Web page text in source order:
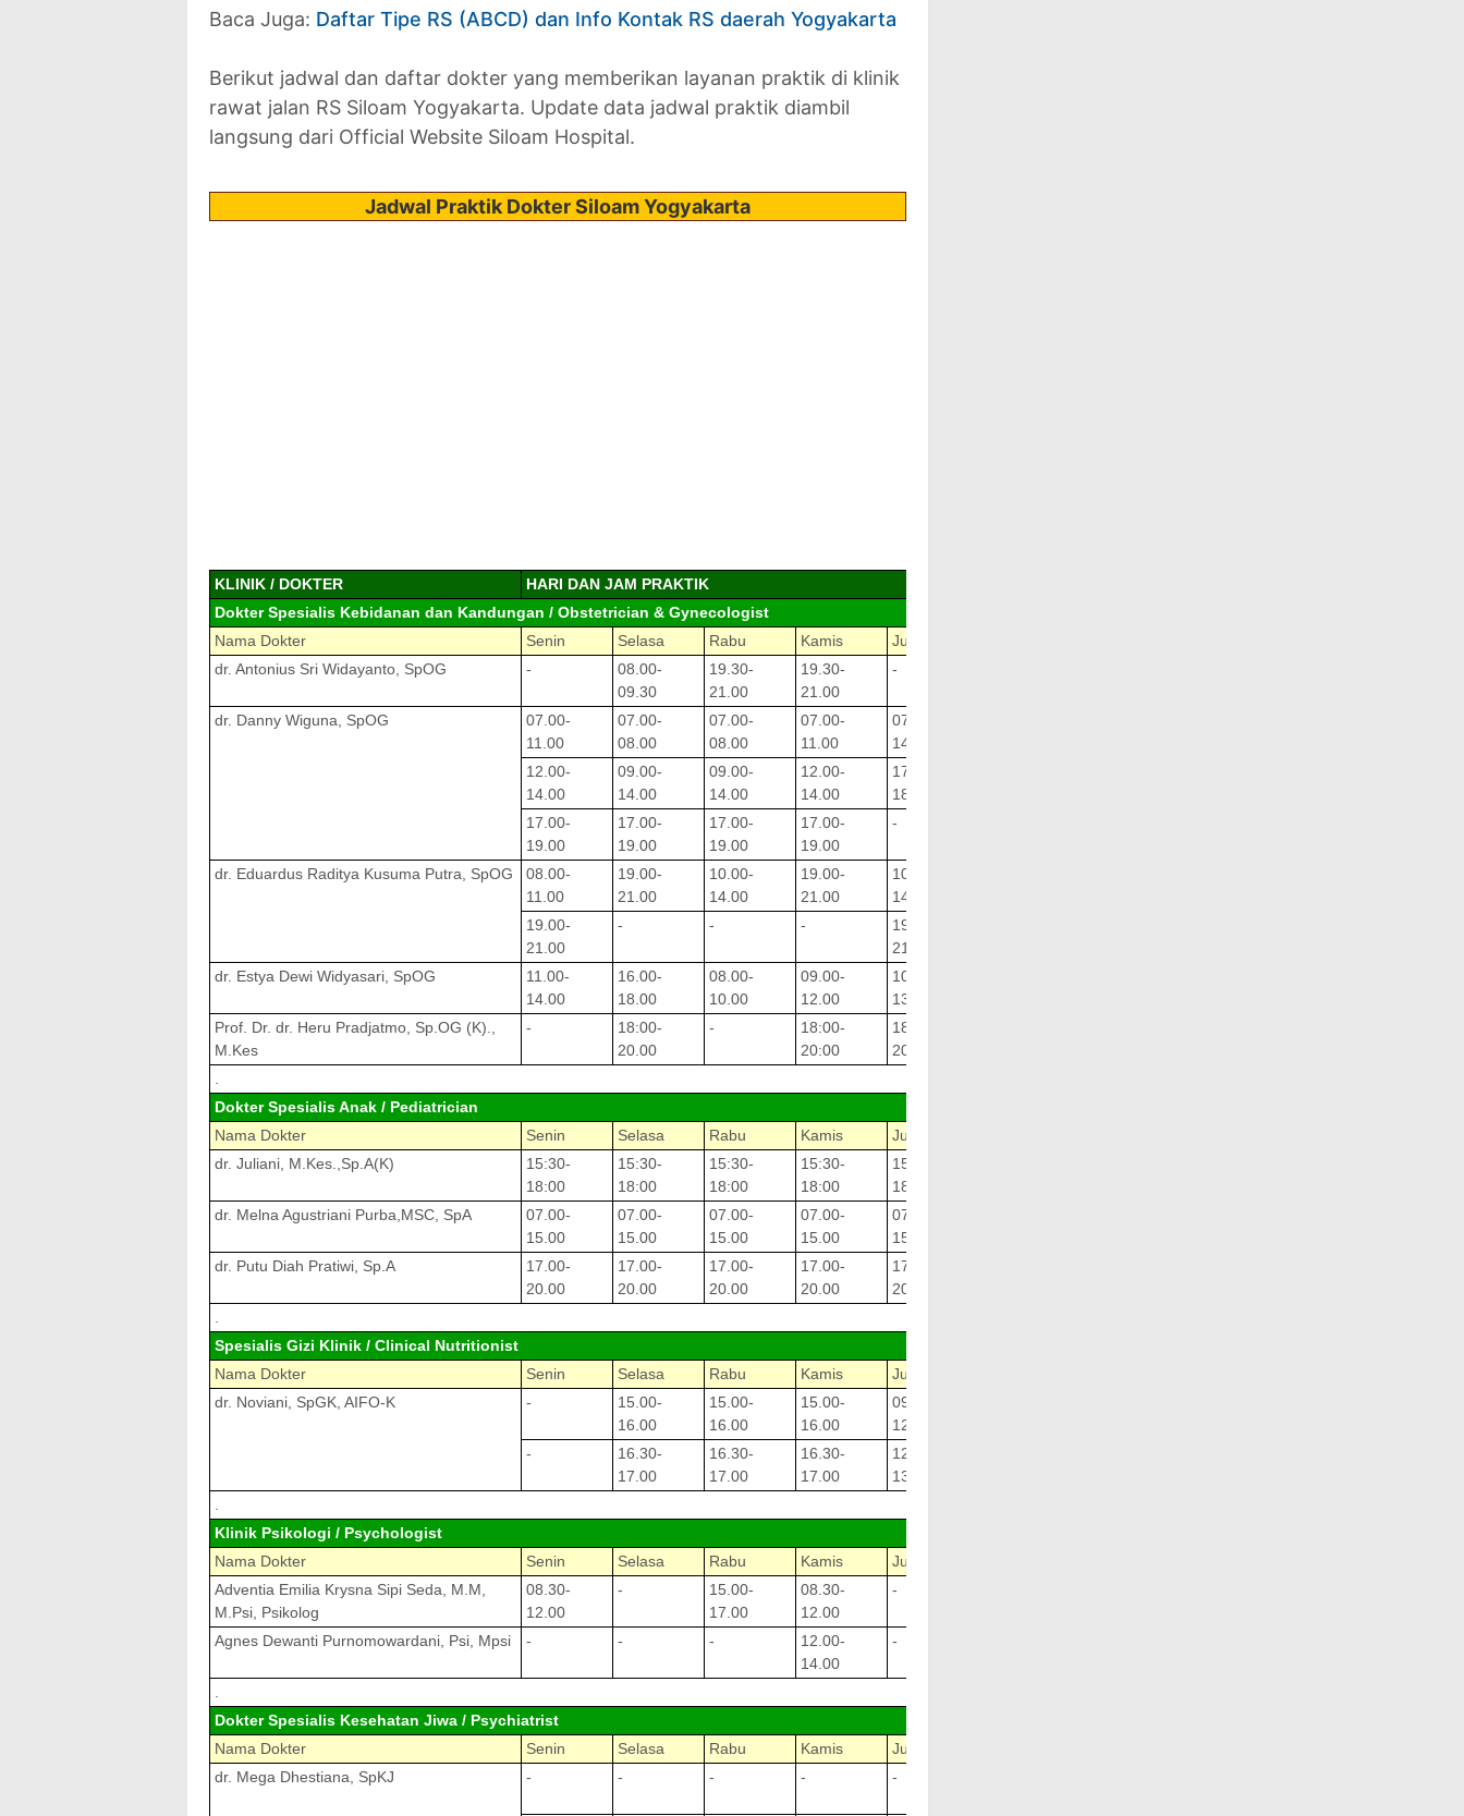
Baca Juga: Daftar Tipe RS (ABCD) dan Info Kontak RS daerah Yogyakarta
Berikut jadwal dan daftar dokter yang memberikan layanan praktik di klinik
rawat jalan RS Siloam Yogyakarta. Update data jadwal praktik diambil
langsung dari Official Website Siloam Hospital.
Jadwal Praktik Dokter Siloam Yogyakarta
KLINIK / DOKTER
HARI DAN JAM PRAKTIK
Dokter Spesialis Kebidanan dan Kandungan / Obstetrician & Gynecologist
Nama Dokter
Senin Selasa Rabu Kamis Jumat
dr. Antonius Sri Widayanto, SpOG
-
08.00-
09.30
19.30-
21.00
19.30-
21.00
-
dr. Danny Wiguna, SpOG
07.00-
11.00
07.00-
08.00
07.00-
08.00
07.00-
11.00
07.00-
14.00
12.00-
14.00
09.00-
14.00
09.00-
14.00
12.00-
14.00
17.00-
18.00
17.00-
19.00
17.00-
19.00
17.00-
19.00
17.00-
19.00
-
dr. Eduardus Raditya Kusuma Putra, SpOG
08.00-
11.00
19.00-
21.00
10.00-
14.00
19.00-
21.00
10.00-
14.00
19.00-
21.00
- - -
19.00-
21.00
dr. Estya Dewi Widyasari, SpOG
11.00-
14.00
16.00-
18.00
08.00-
10.00
09.00-
12.00
10.00-
13.00
Prof. Dr. dr. Heru Pradjatmo, Sp.OG (K).,
M.Kes
-
18:00-
20.00
-
18:00-
20:00
18:00-
20:00
Dokter Spesialis Anak / Pediatrician
Nama Dokter
Senin Selasa Rabu Kamis Jumat
dr. Juliani, M.Kes.,Sp.A(K)
15:30-
18:00
15:30-
18:00
15:30-
18:00
15:30-
18:00
15:30-
18:00
dr. Melna Agustriani Purba,MSC, SpA
07.00-
15.00
07.00-
15.00
07.00-
15.00
07.00-
15.00
07.00-
15.00
dr. Putu Diah Pratiwi, Sp.A
17.00-
20.00
17.00-
20.00
17.00-
20.00
17.00-
20.00
17.00-
20.00
Spesialis Gizi Klinik / Clinical Nutritionist
Nama Dokter
Senin Selasa Rabu Kamis Jumat
dr. Noviani, SpGK, AIFO-K
-
15.00-
16.00
15.00-
16.00
15.00-
16.00
09:00-
12:00
-
16.30-
17.00
16.30-
17.00
16.30-
17.00
12.30-
13.00
Klinik Psikologi / Psychologist
Nama Dokter
Senin Selasa Rabu Kamis Jumat
Adventia Emilia Krysna Sipi Seda, M.M,
M.Psi, Psikolog
08.30-
12.00
-
15.00-
17.00
08.30-
12.00
-
Agnes Dewanti Purnomowardani, Psi, Mpsi - - -
12.00-
14.00
-
Dokter Spesialis Kesehatan Jiwa / Psychiatrist
Nama Dokter
Senin Selasa Rabu Kamis Jumat
dr. Mega Dhestiana, SpKJ
- - - - -